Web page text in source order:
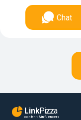
Chat
LinkPizza
content & influencers